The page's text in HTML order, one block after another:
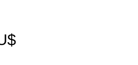
Precio